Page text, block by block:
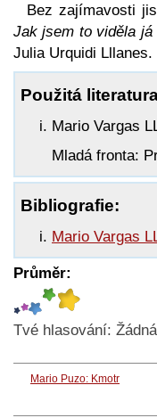
Bez zajímavosti
Jak jsem to viděla já
Julia Urquidi Lllanes.
Použitá
Mario Vargas
Mladá fronta:
Bibliografie:
Mario Vargas
Průměr:
Tvé hlasování: Žádná
Mario Puzo: Kmotr